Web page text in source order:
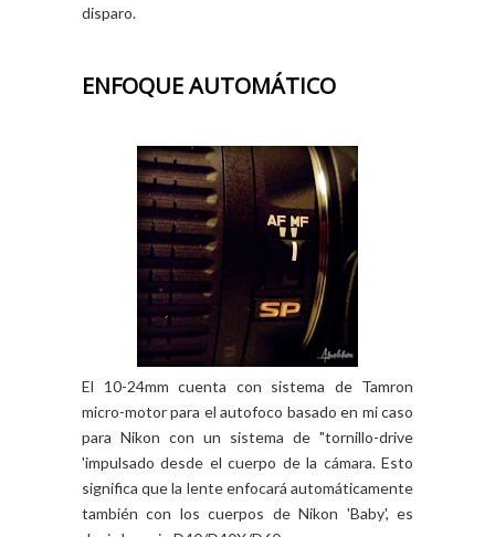
disparo.
ENFOQUE AUTOMÁTICO
El 10-24mm cuenta con sistema de Tamron
micro-motor para el autofoco basado en mi caso
para Nikon con un sistema de "tornillo-drive
'impulsado desde el cuerpo de la cámara. Esto
significa que la lente enfocará automáticamente
también con los cuerpos de Nikon 'Baby', es